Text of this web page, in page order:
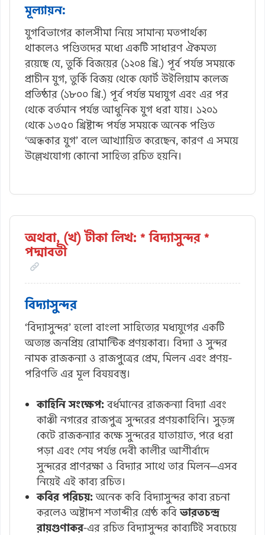
মূল্যায়ন:
যুগবিভাগের কালসীমা নিয়ে সামান্য মতপার্থক্য
থাকলেও পণ্ডিতদের মধ্যে একটি সাধারণ ঐকমত্য
রয়েছে যে, তুর্কি বিজয়ের (১২০৪ খ্রি.) পূর্ব পর্যন্ত সময়কে
প্রাচীন যুগ, তুর্কি বিজয় থেকে ফোর্ট উইলিয়াম কলেজ
প্রতিষ্ঠার (১৮০০ খ্রি.) পূর্ব পর্যন্ত মধ্যযুগ এবং এর পর
থেকে বর্তমান পর্যন্ত আধুনিক যুগ ধরা যায়। ১২০১
থেকে ১৩৫০ খ্রিষ্টাব্দ পর্যন্ত সময়কে অনেক পণ্ডিত
‘অন্ধকার যুগ’ বলে আখ্যায়িত করেছেন, কারণ এ সময়ে
উল্লেখযোগ্য কোনো সাহিত্য রচিত হয়নি।
অথবা, (খ) টীকা লিখ: * বিদ্যাসুন্দর *
পদ্মাবতী
বিদ্যাসুন্দর
‘বিদ্যাসুন্দর’ হলো বাংলা সাহিত্যের মধ্যযুগের একটি
অত্যন্ত জনপ্রিয় রোমান্টিক প্রণয়কাব্য। বিদ্যা ও সুন্দর
নামক রাজকন্যা ও রাজপুত্রের প্রেম, মিলন এবং প্রণয়-
পরিণতি এর মূল বিষয়বস্তু।
কাহিনি সংক্ষেপ:বর্ধমানের রাজকন্যা বিদ্যা এবং
কাঞ্চী নগরের রাজপুত্র সুন্দরের প্রণয়কাহিনি। সুড়ঙ্গ
কেটে রাজকন্যার কক্ষে সুন্দরের যাতায়াত, পরে ধরা
পড়া এবং শেষ পর্যন্ত দেবী কালীর আশীর্বাদে
সুন্দরের প্রাণরক্ষা ও বিদ্যার সাথে তার মিলন—এসব
নিয়েই এই কাব্য রচিত।
কবির পরিচয়:অনেক কবি বিদ্যাসুন্দর কাব্য রচনা
করলেও অষ্টাদশ শতাব্দীর শ্রেষ্ঠ কবিভারতচন্দ্র
রায়গুণাকর-এর রচিত বিদ্যাসুন্দর কাব্যটিই সবচেয়ে